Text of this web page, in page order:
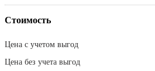
Стоимость
Цена с учетом выгод
Цена без учета выгод